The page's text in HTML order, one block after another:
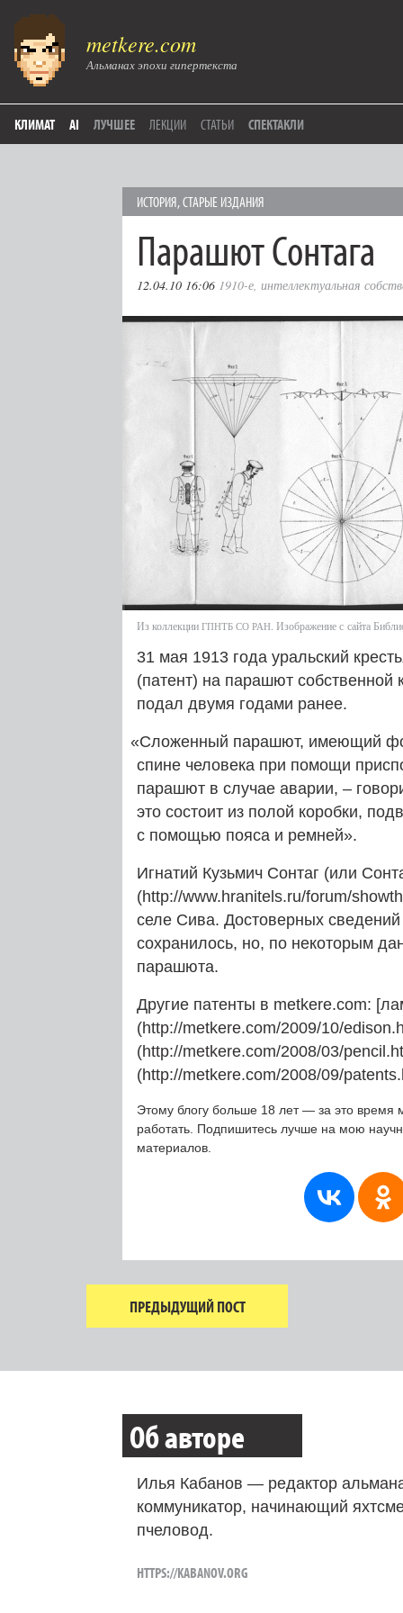
metkere.com
Альманах эпохи гипертекста
КЛИМАТ AI ЛУЧШЕЕ ЛЕКЦИИ СТАТЬИ СПЕКТАКЛИ
ИСТОРИЯ,СТАРЫЕ ИЗДАНИЯ
Парашют Сонтага
12.04.10 16:06 1910-е, интеллектуальная
Из коллекции ГПНТБ СО РАН . Изображение с сайта
31 мая 1913 года уральский
(патент) на парашют собственной
подал двумя годами ранее.
«Сложенный парашют, имеющий
спине человека при помощи
парашют в случае аварии, –
это состоит из полой коробки,
с помощью пояса и ремней».
Игнатий Кузьмич Сонтаг (или
(http://www.hranitels.ru/forum/
селе Сива. Достоверных
сохранилось, но, по некоторым
парашюта.
Другие патенты в metkere.com:
(http://metkere.com/2009/10/
(http://metkere.com/2008/03/
(http://metkere.com/2008/09/
Этому блогу больше 18 лет — за это время
работать. Подпишитесь лучше на мою
материалов.
ПРЕДЫДУЩИЙ ПОСТ
Об авторе
Илья Кабанов — редактор
коммуникатор, начинающий
пчеловод.
HTTPS://KABANOV.ORG